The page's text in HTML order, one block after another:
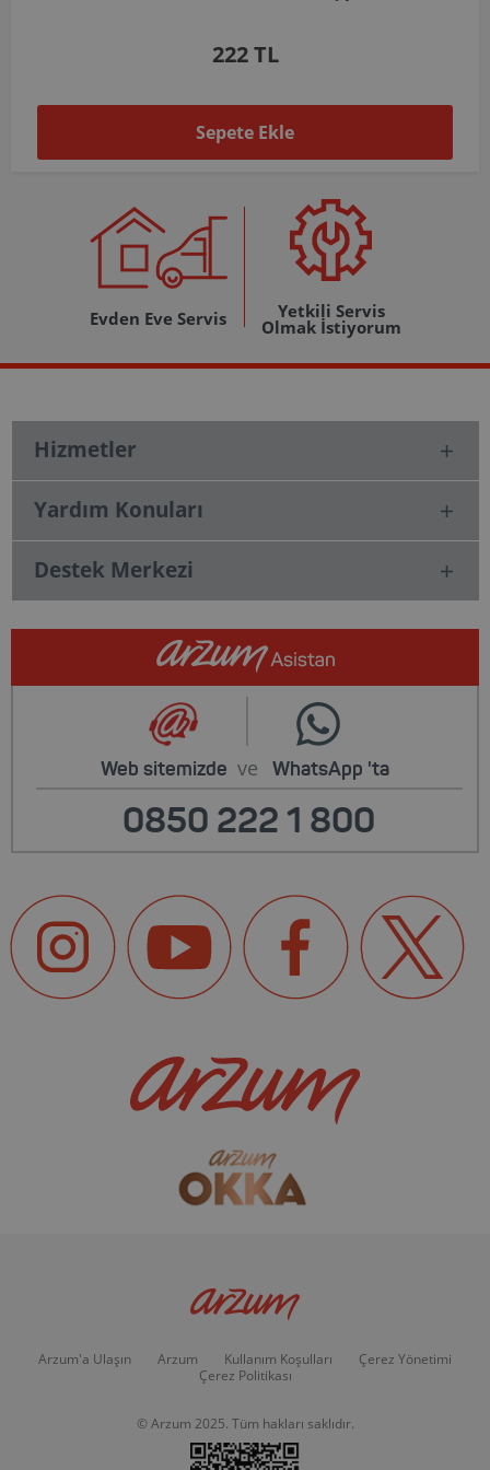
1.037 TL
Sepete Ekle
Evden Eve Servis Yetkili Servis
Olmak İstiyorum
Hizmetler
Yardım Konuları
Destek Merkezi
Web sitemizde ve WhatsApp 'ta
0850 222 1 800
Arzum'a Ulaşın Arzum Kullanım Koşulları
Çerez Yönetimi
Çerez Politikası
© Arzum 2025. Tüm hakları saklıdır.